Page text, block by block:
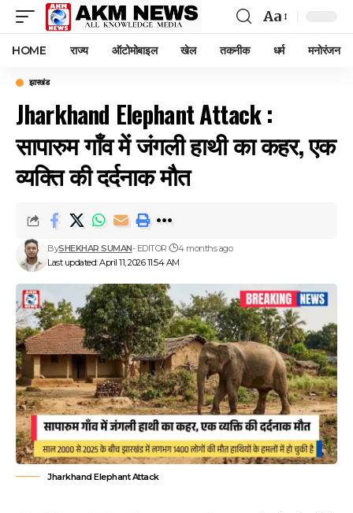
Font
Resizer
Aa
HOME राज्य ऑटोमोबाइल खेल तकनीक धर्म मनोरंजन
झारखंड
Jharkhand Elephant Attack :
सापारुम गाँव में जंगली हाथी का कहर, एक
व्यक्ति की दर्दनाक मौत
Last updated: April 11, 2026 11:54 AM
BySHEKHAR SUMAN- EDITOR 4 months ago
Jharkhand Elephant Attack